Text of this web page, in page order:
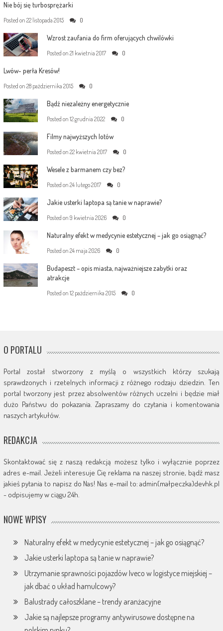
Nie bój się turbosprężarki
Posted on 22 listopada 2015 0
Wzrost zaufania do firm oferujących chwilówki
Posted on 21 kwietnia 2017 0
Lwów- perła Kresów!
Posted on 28 października 2015 0
Bądź niezależny energetycznie
Posted on 12 grudnia 2022 0
Filmy najwyższych lotów
Posted on 22 kwietnia 2017 0
Wesele z barmanem czy bez?
Posted on 24 lutego 2017 0
Jakie usterki laptopa są tanie w naprawie?
Posted on 9 kwietnia 2026 0
Naturalny efekt w medycynie estetycznej – jak go osiągnąć?
Posted on 24 maja 2026 0
Budapeszt – opis miasta, najważniejsze zabytki oraz
atrakcje
Posted on 12 października 2015 0
O PORTALU
Portal został stworzony z myślą o wszystkich którzy szukają
sprawdzonych i rzetelnych informacji z różnego rodzaju dziedzin. Ten
portal tworzony jest przez absolwentów różnych uczelni i będzie miał
dużo Państwu do pokazania. Zapraszamy do czytania i komentowania
naszych artykułów.
REDAKCJA
Skontaktować się z naszą redakcją możesz tylko i wyłącznie poprzez
adres e-mail. Jeżeli interesuje Cię reklama na naszej stronie, bądź masz
jakieś pytania to napisz do Nas! Nas e-mail to: admin(małpeczka)devhk.pl
- odpisujemy w ciągu 24h.
NOWE WPISY
Naturalny efekt w medycynie estetycznej – jak go osiągnąć?
Jakie usterki laptopa są tanie w naprawie?
Utrzymanie sprawności pojazdów Iveco w logistyce miejskiej –
jak dbać o układ hamulcowy?
Balustrady całoszklane – trendy aranżacyjne
Jakie są najlepsze programy antywirusowe dostępne na